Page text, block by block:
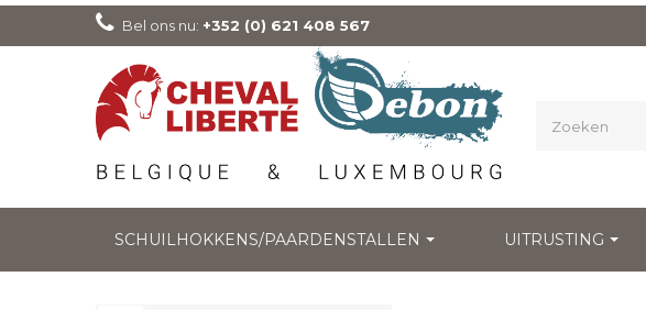
Bel ons nu: +352 (0) 621 408 567
SCHUILHOKKENS/PAARDENSTALLEN UITRUSTING